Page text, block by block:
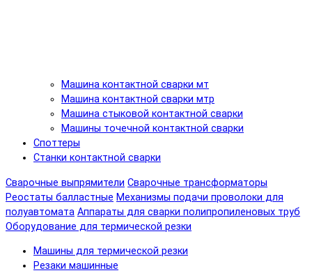
Машина контактной сварки мт
Машина контактной сварки мтр
Машина стыковой контактной сварки
Машины точечной контактной сварки
Споттеры
Станки контактной сварки
Сварочные выпрямители Сварочные трансформаторы
Реостаты балластные Механизмы подачи проволоки для
полуавтомата Аппараты для сварки полипропиленовых труб
Оборудование для термической резки
Машины для термической резки
Резаки машинные